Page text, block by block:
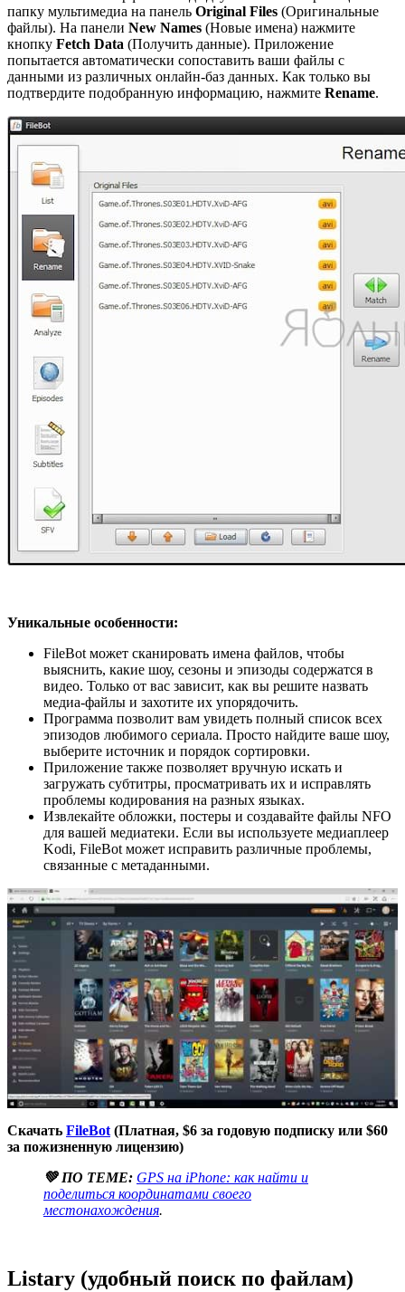
папку мультимедиа на панель Original Files (Оригинальные
файлы). На панели New Names (Новые имена) нажмите
кнопку Fetch Data (Получить данные). Приложение
попытается автоматически сопоставить ваши файлы с
данными из различных онлайн-баз данных. Как только вы
подтвердите подобранную информацию, нажмите Rename.
Уникальные особенности:
FileBot может сканировать имена файлов, чтобы
выяснить, какие шоу, сезоны и эпизоды содержатся в
видео. Только от вас зависит, как вы решите назвать
медиа-файлы и захотите их упорядочить.
Программа позволит вам увидеть полный список всех
эпизодов любимого сериала. Просто найдите ваше шоу,
выберите источник и порядок сортировки.
Приложение также позволяет вручную искать и
загружать субтитры, просматривать их и исправлять
проблемы кодирования на разных языках.
Извлекайте обложки, постеры и создавайте файлы NFO
для вашей медиатеки. Если вы используете медиаплеер
Kodi, FileBot может исправить различные проблемы,
связанные с метаданными.
Скачать FileBot (Платная, $6 за годовую подписку или $60
за пожизненную лицензию)
💚 ПО ТЕМЕ: GPS на iPhone: как найти и
поделиться координатами своего
местонахождения.
Listary (удобный поиск по файлам)